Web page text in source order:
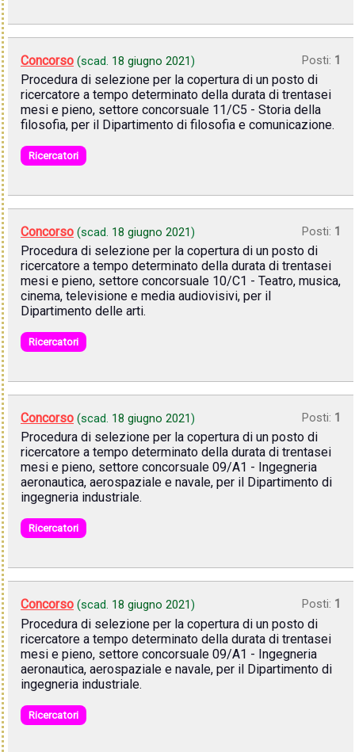
Concorso (scad. 18 giugno 2021) Posti: 1
Procedura di selezione per la copertura di un posto di
ricercatore a tempo determinato della durata di trentasei
mesi e pieno, settore concorsuale 11/C5 - Storia della
filosofia, per il Dipartimento di filosofia e comunicazione.
Ricercatori
Concorso (scad. 18 giugno 2021) Posti: 1
Procedura di selezione per la copertura di un posto di
ricercatore a tempo determinato della durata di trentasei
mesi e pieno, settore concorsuale 10/C1 - Teatro, musica,
cinema, televisione e media audiovisivi, per il
Dipartimento delle arti.
Ricercatori
Concorso (scad. 18 giugno 2021) Posti: 1
Procedura di selezione per la copertura di un posto di
ricercatore a tempo determinato della durata di trentasei
mesi e pieno, settore concorsuale 09/A1 - Ingegneria
aeronautica, aerospaziale e navale, per il Dipartimento di
ingegneria industriale.
Ricercatori
Concorso (scad. 18 giugno 2021) Posti: 1
Procedura di selezione per la copertura di un posto di
ricercatore a tempo determinato della durata di trentasei
mesi e pieno, settore concorsuale 09/A1 - Ingegneria
aeronautica, aerospaziale e navale, per il Dipartimento di
ingegneria industriale.
Ricercatori